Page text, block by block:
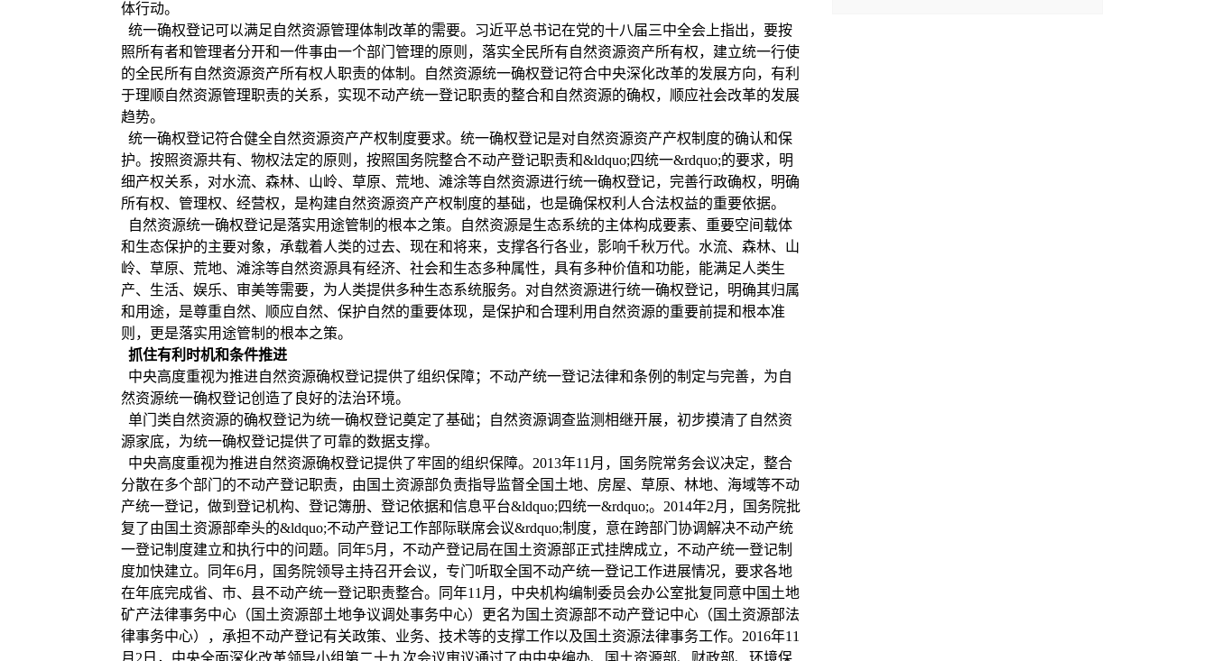
体行动。
统一确权登记可以满足自然资源管理体制改革的需要。习近平总书记在党的十八届三中全会上指出，要按
照所有者和管理者分开和一件事由一个部门管理的原则，落实全民所有自然资源资产所有权，建立统一行使
的全民所有自然资源资产所有权人职责的体制。自然资源统一确权登记符合中央深化改革的发展方向，有利
于理顺自然资源管理职责的关系，实现不动产统一登记职责的整合和自然资源的确权，顺应社会改革的发展
趋势。
统一确权登记符合健全自然资源资产产权制度要求。统一确权登记是对自然资源资产产权制度的确认和保
护。按照资源共有、物权法定的原则，按照国务院整合不动产登记职责和&ldquo;四统一&rdquo;的要求，明
细产权关系，对水流、森林、山岭、草原、荒地、滩涂等自然资源进行统一确权登记，完善行政确权，明确
所有权、管理权、经营权，是构建自然资源资产产权制度的基础，也是确保权利人合法权益的重要依据。
自然资源统一确权登记是落实用途管制的根本之策。自然资源是生态系统的主体构成要素、重要空间载体
和生态保护的主要对象，承载着人类的过去、现在和将来，支撑各行各业，影响千秋万代。水流、森林、山
岭、草原、荒地、滩涂等自然资源具有经济、社会和生态多种属性，具有多种价值和功能，能满足人类生
产、生活、娱乐、审美等需要，为人类提供多种生态系统服务。对自然资源进行统一确权登记，明确其归属
和用途，是尊重自然、顺应自然、保护自然的重要体现，是保护和合理利用自然资源的重要前提和根本准
则，更是落实用途管制的根本之策。
抓住有利时机和条件推进
中央高度重视为推进自然资源确权登记提供了组织保障；不动产统一登记法律和条例的制定与完善，为自
然资源统一确权登记创造了良好的法治环境。
单门类自然资源的确权登记为统一确权登记奠定了基础；自然资源调查监测相继开展，初步摸清了自然资
源家底，为统一确权登记提供了可靠的数据支撑。
中央高度重视为推进自然资源确权登记提供了牢固的组织保障。2013年11月，国务院常务会议决定，整合
分散在多个部门的不动产登记职责，由国土资源部负责指导监督全国土地、房屋、草原、林地、海域等不动
产统一登记，做到登记机构、登记簿册、登记依据和信息平台&ldquo;四统一&rdquo;。2014年2月，国务院批
复了由国土资源部牵头的&ldquo;不动产登记工作部际联席会议&rdquo;制度，意在跨部门协调解决不动产统
一登记制度建立和执行中的问题。同年5月，不动产登记局在国土资源部正式挂牌成立，不动产统一登记制
度加快建立。同年6月，国务院领导主持召开会议，专门听取全国不动产统一登记工作进展情况，要求各地
在年底完成省、市、县不动产统一登记职责整合。同年11月，中央机构编制委员会办公室批复同意中国土地
矿产法律事务中心（国土资源部土地争议调处事务中心）更名为国土资源部不动产登记中心（国土资源部法
律事务中心），承担不动产登记有关政策、业务、技术等的支撑工作以及国土资源法律事务工作。2016年11
月2日，中央全面深化改革领导小组第二十九次会议审议通过了由中央编办、国土资源部、财政部、环境保